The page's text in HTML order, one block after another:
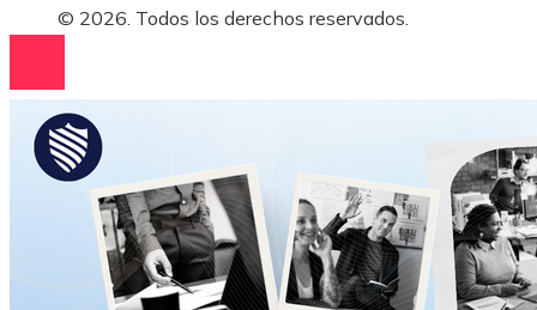
© 2026. Todos los derechos reservados.